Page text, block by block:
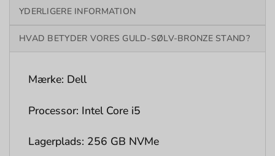
YDERLIGERE INFORMATION
HVAD BETYDER VORES GULD-SØLV-BRONZE STAND?
Mærke: Dell
Processor: Intel Core i5
Lagerplads: 256 GB NVMe